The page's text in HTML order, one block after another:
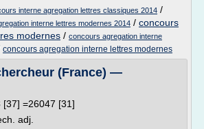
interne agregation lettres classiques 2014 /
interne lettres modernes 2014 / concours
modernes / concours agregation interne
concours agregation interne lettres modernes
(France) —
=26047 [31]
adj.